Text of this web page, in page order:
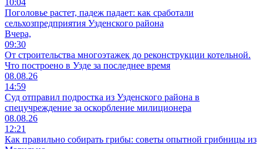
Поголовье растет, падеж падает: как сработали
сельхозпредприятия Узденского района
Вчера,
09:30
От строительства многоэтажек до реконструкции котельной.
Что построено в Узде за последнее время
08.08.26
14:59
Суд отправил подростка из Узденского района в
спецучреждение за оскорбление милиционера
08.08.26
12:21
Как правильно собирать грибы: советы опытной грибницы из